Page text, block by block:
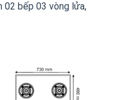
02 bếp 03 vòng lửa,